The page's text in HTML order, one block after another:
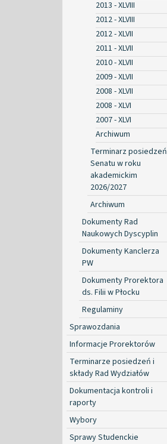
2013 - XLVIII
2012 - XLVIII
2012 - XLVII
2011 - XLVII
2010 - XLVII
2009 - XLVII
2008 - XLVII
2008 - XLVI
2007 - XLVI
Archiwum
Terminarz posiedzeń
Senatu w roku
akademickim
2026/2027
Archiwum
Dokumenty Rad
Naukowych Dyscyplin
Dokumenty Kanclerza
PW
Dokumenty Prorektora
ds. Filii w Płocku
Regulaminy
Sprawozdania
Informacje Prorektorów
Terminarze posiedzeń i
składy Rad Wydziałów
Dokumentacja kontroli i
raporty
Wybory
Sprawy Studenckie